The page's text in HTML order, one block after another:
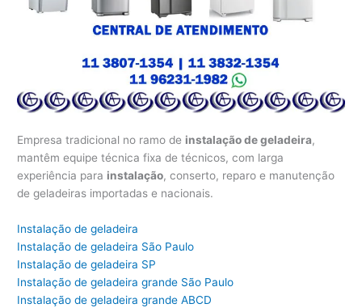
Empresa tradicional no ramo de instalação de geladeira,
mantêm equipe técnica fixa de técnicos, com larga
experiência para instalação, conserto, reparo e manutenção
de geladeiras importadas e nacionais.
Instalação de geladeira
Instalação de geladeira São Paulo
Instalação de geladeira SP
Instalação de geladeira grande São Paulo
Instalação de geladeira grande ABCD